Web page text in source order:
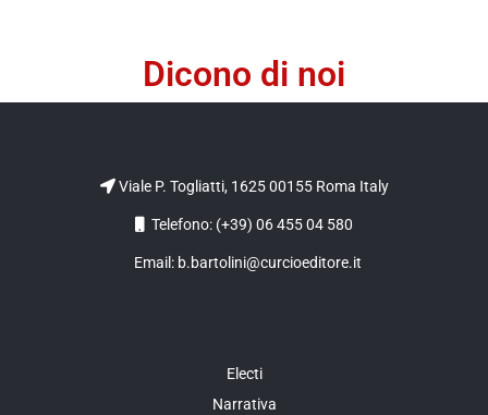
Dicono di noi
Viale P. Togliatti, 1625 00155 Roma Italy
Telefono: (+39) 06 455 04 580
Email: b.bartolini@curcioeditore.it
Electi
Narrativa